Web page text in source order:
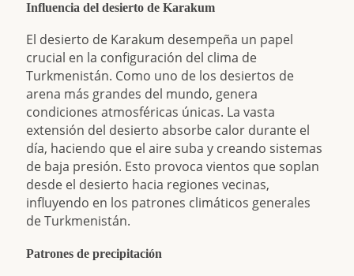
Influencia del desierto de Karakum
El desierto de Karakum desempeña un papel
crucial en la configuración del clima de
Turkmenistán. Como uno de los desiertos de
arena más grandes del mundo, genera
condiciones atmosféricas únicas. La vasta
extensión del desierto absorbe calor durante el
día, haciendo que el aire suba y creando sistemas
de baja presión. Esto provoca vientos que soplan
desde el desierto hacia regiones vecinas,
influyendo en los patrones climáticos generales
de Turkmenistán.
Patrones de precipitación